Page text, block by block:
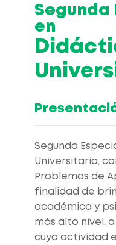
Segunda
en
Segunda
Universitaria,
Problemas de
finalidad de
académica y
más alto nivel,
cuya actividad